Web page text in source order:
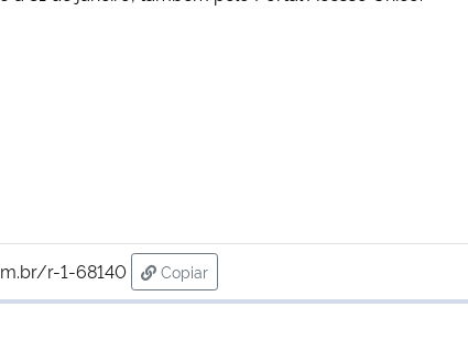
r-1-68140
Copiar
para área de transferência